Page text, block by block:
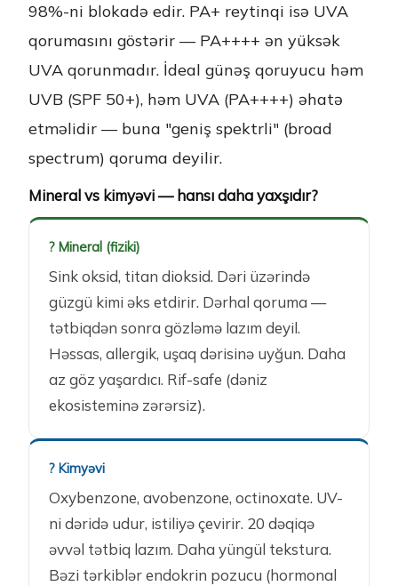
98%-ni blokadə edir. PA+ reytinqi isə UVA
qorumasını göstərir — PA++++ ən yüksək
UVA qorunmadır. İdeal günəş qoruyucu həm
UVB (SPF 50+), həm UVA (PA++++) əhatə
etməlidir — buna "geniş spektrli" (broad
spectrum) qoruma deyilir.
Mineral vs kimyəvi — hansı daha yaxşıdır?
?️ Mineral (fiziki)
Sink oksid, titan dioksid. Dəri üzərində
güzgü kimi əks etdirir. Dərhal qoruma —
tətbiqdən sonra gözləmə lazım deyil.
Həssas, allergik, uşaq dərisinə uyğun. Daha
az göz yaşardıcı. Rif-safe (dəniz
ekosisteminə zərərsiz).
? Kimyəvi
Oxybenzone, avobenzone, octinoxate. UV-
ni dəridə udur, istiliyə çevirir. 20 dəqiqə
əvvəl tətbiq lazım. Daha yüngül tekstura.
Bəzi tərkiblər endokrin pozucu (hormonal